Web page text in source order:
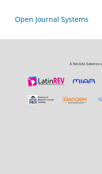
Open Journal Systems